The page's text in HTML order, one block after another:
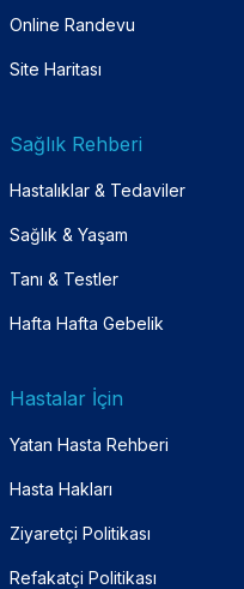
Online Randevu
Site Haritası
Sağlık Rehberi
Hastalıklar & Tedaviler
Sağlık & Yaşam
Tanı & Testler
Hafta Hafta Gebelik
Hastalar İçin
Yatan Hasta Rehberi
Hasta Hakları
Ziyaretçi Politikası
Refakatçi Politikası